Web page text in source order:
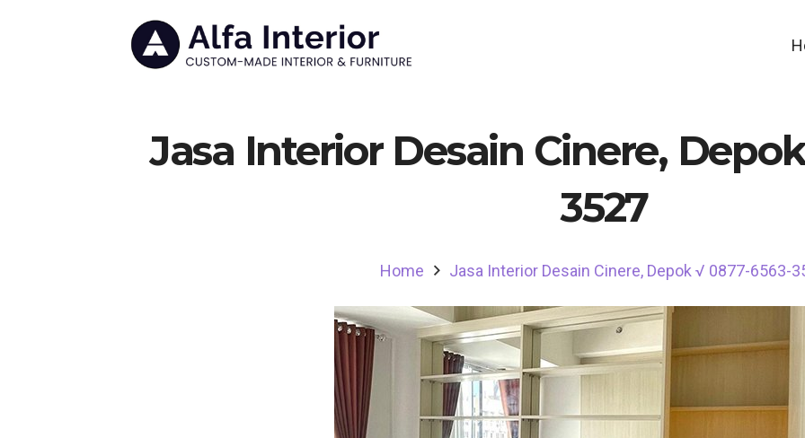
Jasa Interior Desain Cinere,
3527
Home Jasa Interior Desain Cinere, Depok √ 0877-6563-